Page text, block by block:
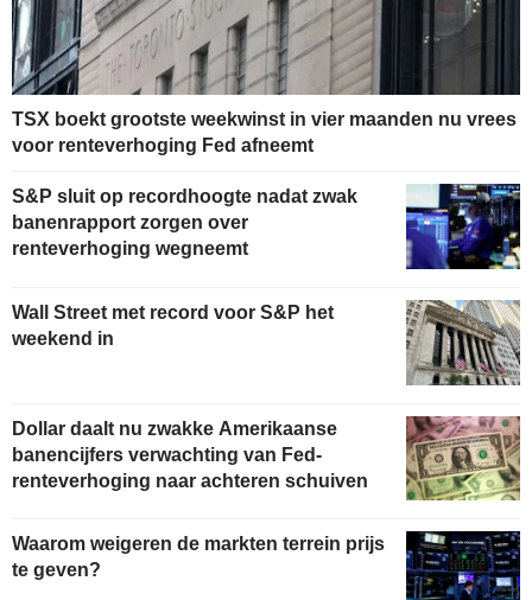
TSX boekt grootste weekwinst in vier maanden nu vrees
voor renteverhoging Fed afneemt
S&P sluit op recordhoogte nadat zwak
banenrapport zorgen over
renteverhoging wegneemt
Wall Street met record voor S&P het
weekend in
Dollar daalt nu zwakke Amerikaanse
banencijfers verwachting van Fed-
renteverhoging naar achteren schuiven
Waarom weigeren de markten terrein prijs
te geven?